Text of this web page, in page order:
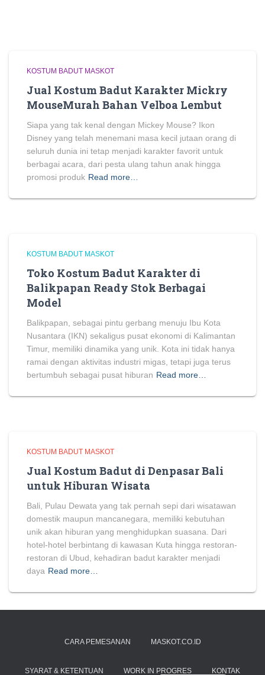
KOSTUM BADUT MASKOT
Jual Kostum Badut Karakter Mickry
MouseMurah Bahan Velboa Lembut
Siapa yang tak kenal dengan Mickey Mouse? Ikon
Disney yang telah menemani masa kecil jutaan orang di
seluruh dunia ini tetap menjadi karakter favorit untuk
berbagai acara, dari pesta ulang tahun anak hingga
promosi produk Read more…
KOSTUM BADUT MASKOT
Toko Kostum Badut Karakter di
Balikpapan Ready Stok Berbagai
Model
Balikpapan, sebagai pintu gerbang menuju Ibu Kota
Nusantara (IKN) sekaligus pusat ekonomi di Kalimantan
Timur, memiliki dinamika yang unik. Kota ini tidak hanya
ramai dengan aktivitas industri migas, tetapi juga terus
bertumbuh sebagai pusat hiburan Read more…
KOSTUM BADUT MASKOT
Jual Kostum Badut di Denpasar Bali
untuk Hiburan Wisata
Bali, Pulau Dewata yang tak pernah sepi dari wisatawan
domestik maupun mancanegara, memiliki kebutuhan
unik akan hiburan yang menghidupkan suasana. Dari
hotel-hotel berbintang di kawasan Kuta hingga restoran-
restoran di Ubud, kehadiran badut karakter menjadi
daya Read more…
CARA PEMESANAN MASKOT.CO.ID
SYARAT & KETENTUAN WORK IN PROGRES KONTAK